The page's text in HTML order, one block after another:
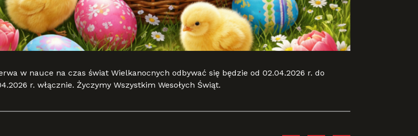
w nauce na czas świat Wielkanocnych odbywać się będzie od 02.04.2026 r. do
r. włącznie. Życzymy Wszystkim Wesołych Świąt.